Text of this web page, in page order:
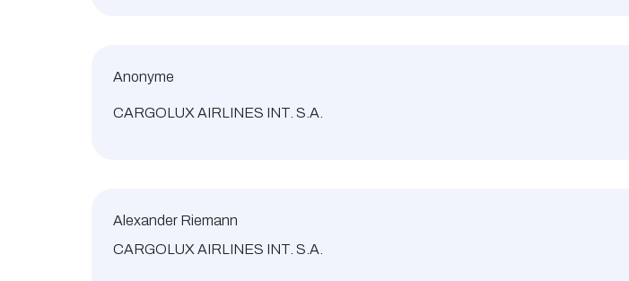
Anonyme
CARGOLUX AIRLINES INT. S.A.
Alexander Riemann
CARGOLUX AIRLINES INT. S.A.